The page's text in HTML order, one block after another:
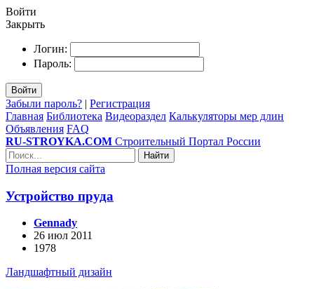
Войти
Закрыть
Логин:
Пароль:
Войти
Забыли пароль? | Регистрация
Главная Библиотека Видеораздел Калькуляторы мер длин
Объявления FAQ
RU-STROYKA.COM Строительный Портал России
Найти
Полная версия сайта
Устройство пруда
Gennady
26 июл 2011
1978
Ландшафтный дизайн